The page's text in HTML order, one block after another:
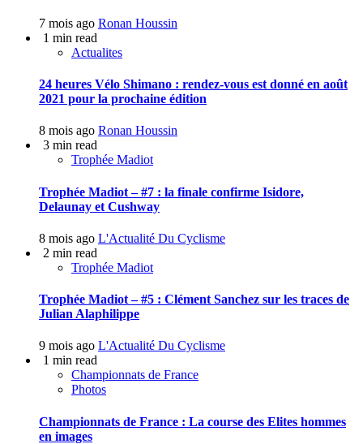
7 mois ago Ronan Houssin
1 min read
Actualites
24 heures Vélo Shimano : rendez-vous est donné en août
2021 pour la prochaine édition
8 mois ago Ronan Houssin
3 min read
Trophée Madiot
Trophée Madiot – #7 : la finale confirme Isidore,
Delaunay et Cushway
8 mois ago L'Actualité Du Cyclisme
2 min read
Trophée Madiot
Trophée Madiot – #5 : Clément Sanchez sur les traces de
Julian Alaphilippe
9 mois ago L'Actualité Du Cyclisme
1 min read
Championnats de France
Photos
Championnats de France : La course des Elites hommes
en images